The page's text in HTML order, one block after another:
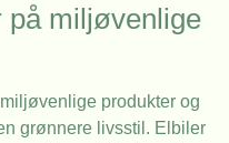
på miljøvenlige
produkter og
grønnere livsstil. Elbiler